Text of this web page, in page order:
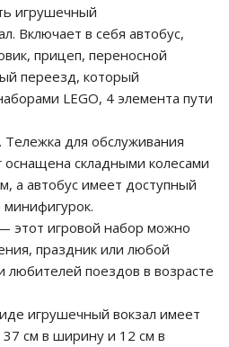
игрушечный
Включает в себя автобус,
прицеп, переносной
переезд, который
LEGO, 4 элемента пути
для обслуживания
складными колесами
а автобус имеет доступный
этот игровой набор можно
праздник или любой
любителей поездов в возрасте
игрушечный вокзал имеет
см в ширину и 12 см в